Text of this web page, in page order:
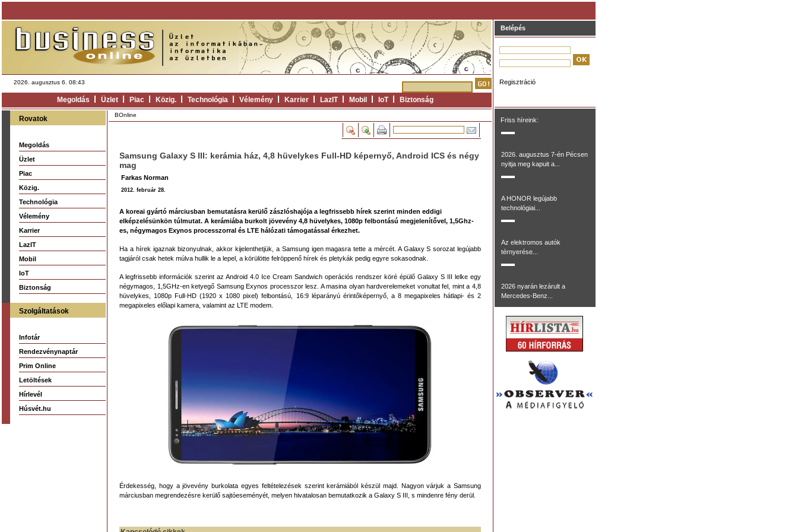
2026. augusztus 6. 08:43
Megoldás Üzlet Piac Közig. Technológia Vélemény Karrier LazIT Mobil IoT Biztonság
Rovatok
Megoldás
Üzlet
Piac
Közig.
Technológia
Vélemény
Karrier
LazIT
Mobil
IoT
Biztonság
Szolgáltatások
Infotár
Rendezvénynaptár
Prim Online
Letöltések
Hírlevél
Húsvét.hu
BOnline
Samsung Galaxy S III: kerámia ház, 4,8 hüvelykes Full-HD képernyő, Android ICS és négy
mag
Farkas Norman
2012. február 28.
A koreai gyártó márciusban bemutatásra kerülő zászlóshajója a legfrissebb hírek szerint minden eddigi
elképzelésünkön túlmutat. A kerámiába burkolt jövevény 4,8 hüvelykes, 1080p felbontású megjelenítővel, 1,5Ghz-
es, négymagos Exynos processzorral és LTE hálózati támogatással érkezhet.
Ha a hírek igaznak bizonyulnak, akkor kijelenthetjük, a Samsung igen magasra tette a mércét. A Galaxy S sorozat legújabb
tagjáról csak hetek múlva hullik le a lepel, a körülötte felröppenő hírek és pletykák pedig egyre sokasodnak.
A legfrissebb információk szerint az Android 4.0 Ice Cream Sandwich operációs rendszer köré épülő Galaxy S III lelke egy
négymagos, 1,5GHz-en ketyegő Samsung Exynos processzor lesz. A masina olyan hardverelemeket vonultat fel, mint a 4,8
hüvelykes, 1080p Full-HD (1920 x 1080 pixel) felbontású, 16:9 léparányú érintőképernyő, a 8 megapixeles hátlapi- és 2
megapixeles előlapi kamera, valamint az LTE modem.
Érdekesség, hogy a jövevény burkolata egyes feltételezések szerint kerámiából készül majd. Nagyon várjuk a Samsung
márciusban megrendezésre kerülő sajtóeseményét, melyen hivatalosan bemutatkozik a Galaxy S III, s mindenre fény derül.
Belépés
Regisztráció
Friss híreink:
2026. augusztus 7-én Pécsen
nyitja meg kapuit a...
A HONOR legújabb
technológiai...
Az elektromos autók
térnyerése...
2026 nyarán lezárult a
Mercedes-Benz...